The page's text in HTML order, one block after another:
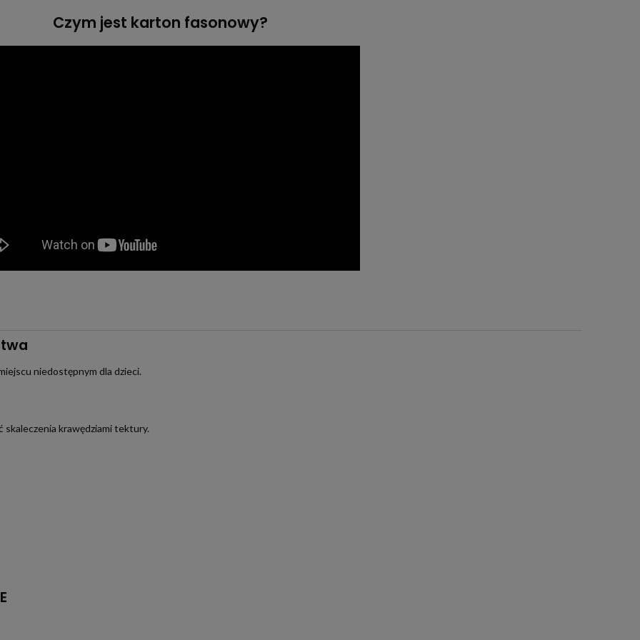
Czym jest karton fasonowy?
niedostępnym dla dzieci.
skaleczenia krawędziami tektury.